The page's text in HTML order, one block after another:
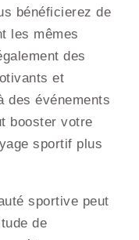
bénéficierez de
les mêmes
des
et
des événements
booster votre
sportif plus
sportive peut
de